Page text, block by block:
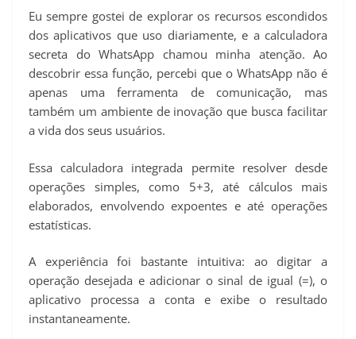
Eu sempre gostei de explorar os recursos escondidos
dos aplicativos que uso diariamente, e a calculadora
secreta do WhatsApp chamou minha atenção. Ao
descobrir essa função, percebi que o WhatsApp não é
apenas uma ferramenta de comunicação, mas
também um ambiente de inovação que busca facilitar
a vida dos seus usuários.
Essa calculadora integrada permite resolver desde
operações simples, como 5+3, até cálculos mais
elaborados, envolvendo expoentes e até operações
estatísticas.
A experiência foi bastante intuitiva: ao digitar a
operação desejada e adicionar o sinal de igual (=), o
aplicativo processa a conta e exibe o resultado
instantaneamente.